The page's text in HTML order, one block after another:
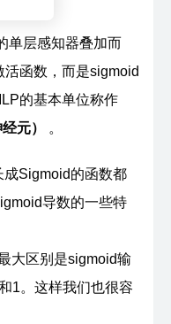
单层感知器叠加而
函数，而是sigmoid
的基本单位称作
元）
。
Sigmoid的函数都
导数的一些特
大区别是sigmoid输
1。这样我们也很容